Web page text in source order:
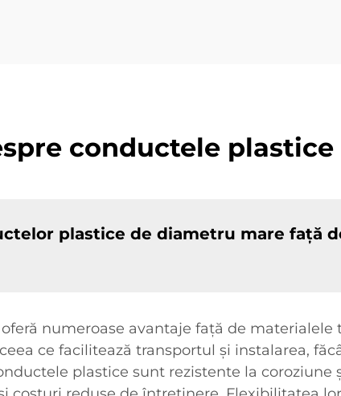
conductele
plastice de diametru mare față
numeroase avantaje față de materialele
ce facilitează transportul și instalarea,
plastice sunt rezistente la coroziune